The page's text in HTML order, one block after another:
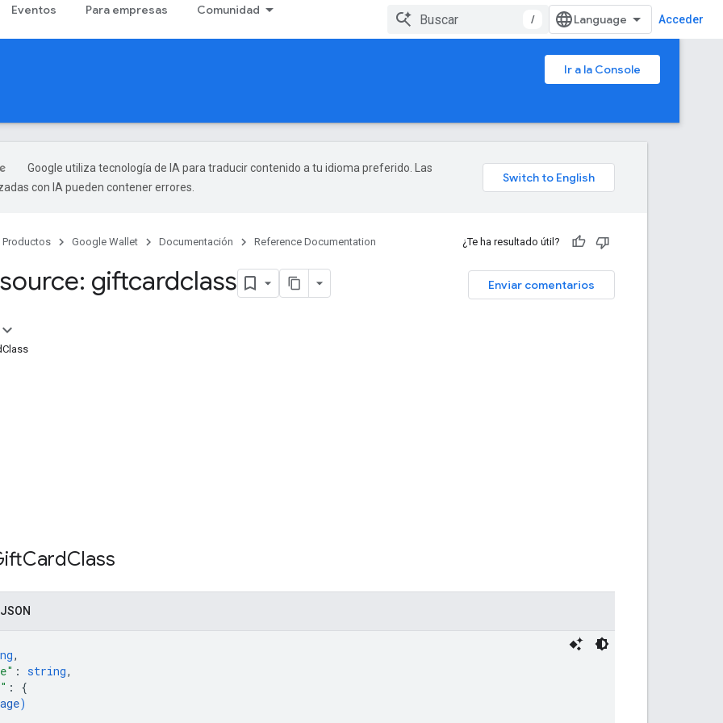
Eventos Para empresas Comunidad
/ Acceder
Ir a la Console
Google utiliza tecnología de IA para traducir contenido a tu idioma preferido. Las
con IA pueden contener errores.
Productos Google Wallet Documentación Reference Documentation ¿Te ha resultado útil?
Enviar comentarios
giftcardclass
CardClass
,
: string,
: {
)